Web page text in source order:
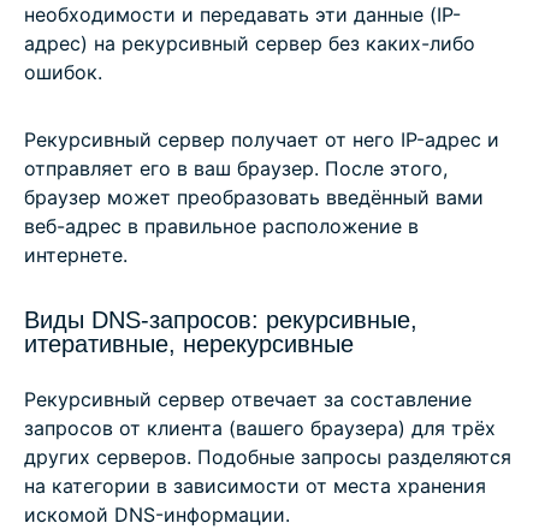
необходимости и передавать эти данные (IP-
адрес) на рекурсивный сервер без каких-либо
ошибок.
Рекурсивный сервер получает от него IP-адрес и
отправляет его в ваш браузер. После этого,
браузер может преобразовать введённый вами
веб-адрес в правильное расположение в
интернете.
Виды DNS-запросов: рекурсивные,
итеративные, нерекурсивные
Рекурсивный сервер отвечает за составление
запросов от клиента (вашего браузера) для трёх
других серверов. Подобные запросы разделяются
на категории в зависимости от места хранения
искомой DNS-информации.